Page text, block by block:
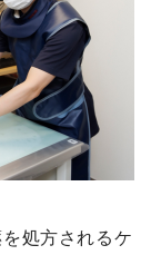
処方されるケ